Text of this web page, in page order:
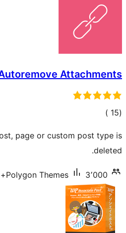
Attachments
(15
إجمالي)
page or custom post type is
deleted.
Polygon Themes 3٬000+ تنصيب نشط